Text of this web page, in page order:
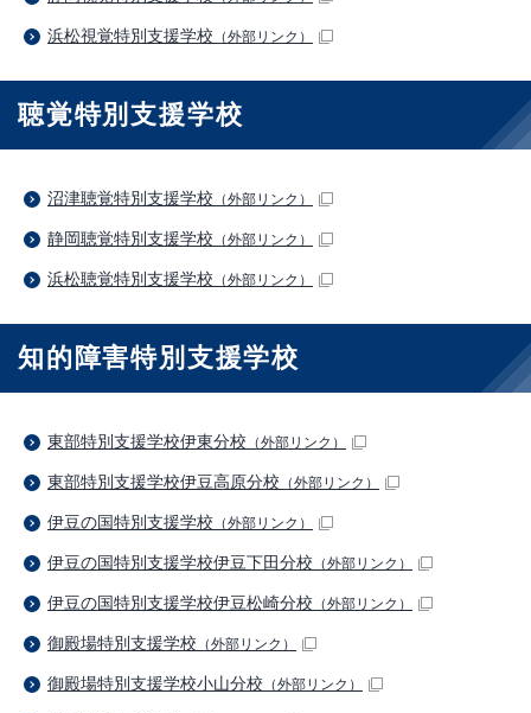
浜松視覚特別支援学校 （外部リンク）
聴覚特別支援学校
沼津聴覚特別支援学校 （外部リンク）
静岡聴覚特別支援学校 （外部リンク）
浜松聴覚特別支援学校 （外部リンク）
知的障害特別支援学校
東部特別支援学校伊東分校 （外部リンク）
東部特別支援学校伊豆高原分校 （外部リンク）
伊豆の国特別支援学校 （外部リンク）
伊豆の国特別支援学校伊豆下田分校 （外部リンク）
伊豆の国特別支援学校伊豆松崎分校 （外部リンク）
御殿場特別支援学校 （外部リンク）
御殿場特別支援学校小山分校 （外部リンク）